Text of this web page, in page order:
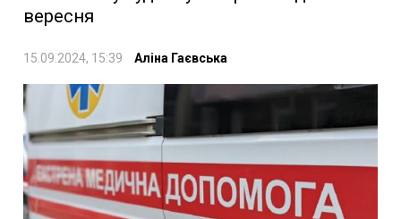
вересня
15.09.2024, 15:39 Аліна Гаєвська